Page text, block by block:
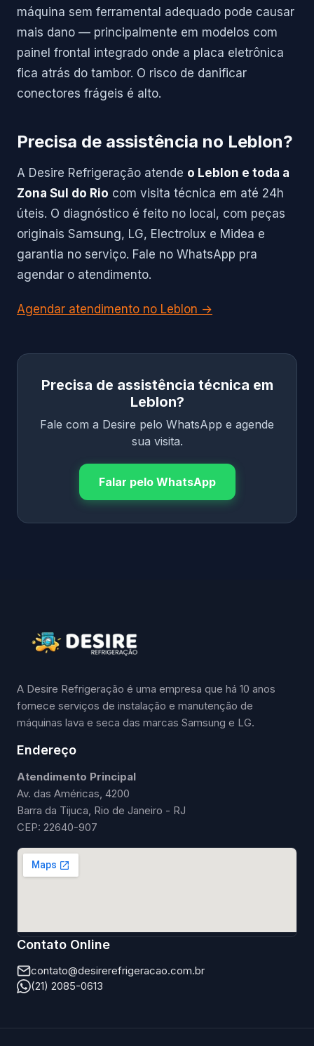
máquina sem ferramental adequado pode causar
mais dano — principalmente em modelos com
painel frontal integrado onde a placa eletrônica
fica atrás do tambor. O risco de danificar
conectores frágeis é alto.
Precisa de assistência no Leblon?
A Desire Refrigeração atende o Leblon e toda a
Zona Sul do Rio com visita técnica em até 24h
úteis. O diagnóstico é feito no local, com peças
originais Samsung, LG, Electrolux e Midea e
garantia no serviço. Fale no WhatsApp pra
agendar o atendimento.
Agendar atendimento no Leblon →
Precisa de assistência técnica em
Leblon?
Fale com a Desire pelo WhatsApp e agende
sua visita.
Falar pelo WhatsApp
A Desire Refrigeração é uma empresa que há 10 anos
fornece serviços de instalação e manutenção de
máquinas lava e seca das marcas Samsung e LG.
Endereço
Atendimento Principal
Av. das Américas, 4200
Barra da Tijuca, Rio de Janeiro - RJ
CEP: 22640-907
Contato Online
contato@desirerefrigeracao.com.br
(21) 2085-0613